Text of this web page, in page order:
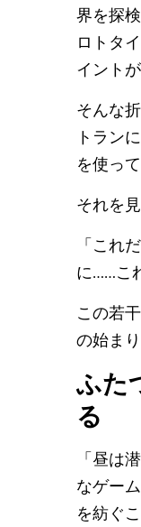
界を探
ロトタ
イント
そんな
トラン
を使っ
それを
「これ
に……こ
この若
の始まり
ふた
る
「昼は
なゲー
を紡ぐ